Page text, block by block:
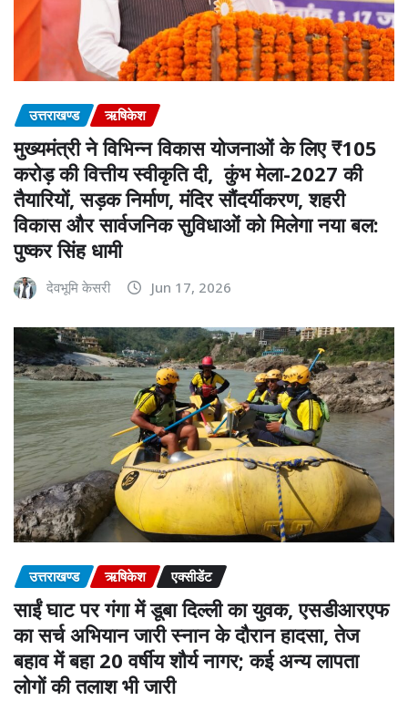
उत्तराखण्ड ऋषिकेश
मुख्यमंत्री ने विभिन्न विकास योजनाओं के लिए ₹105
करोड़ की वित्तीय स्वीकृति दी, कुंभ मेला-2027 की
तैयारियों, सड़क निर्माण, मंदिर सौंदर्यीकरण, शहरी
विकास और सार्वजनिक सुविधाओं को मिलेगा नया बल:
पुष्कर सिंह धामी
देवभूमि केसरी Jun 17, 2026
उत्तराखण्ड ऋषिकेश एक्सीडेंट
साईं घाट पर गंगा में डूबा दिल्ली का युवक, एसडीआरएफ
का सर्च अभियान जारी स्नान के दौरान हादसा, तेज
बहाव में बहा 20 वर्षीय शौर्य नागर; कई अन्य लापता
लोगों की तलाश भी जारी